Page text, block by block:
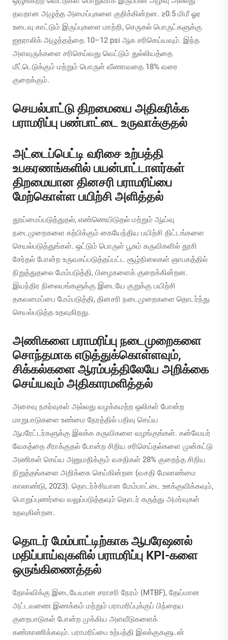
தவறான அழுத்த அமைப்புகளை குறிக்கின்றன. ≥0.5 மிமீ ஓர
உடைவு காட்டும் இருப்புகளை மாற்றி, செருகல் பொருட்களுக்கு
ஐதராலிக் அழுத்தத்தை 10–12 psi ஆக சரிசெய்யவும். இந்த
அளவுருக்களை சரிசெய்வது வெட்டும் துல்லியத்தை
மீட்டெடுக்கும் மற்றும் பொருள் வீணாவதை 18% வரை
குறைக்கும்.
செயல்பாட்டு திறமையை அதிகரிக்க
பராமரிப்பு பண்பாட்டை உருவாக்குதல்
அட்டைப்பெட்டி வரிசை உற்பத்தி
உபகரணங்களில் பயன்பாட்டாளர்கள்
திறமையான தினசரி பராமரிப்பை
மேற்கொள்ள பயிற்சி அளித்தல்
தூய்மைப்படுத்துதல், எண்ணெயிடுதல் மற்றும் ஆய்வு
நடைமுறைகளை கற்பிக்கும் கையேந்திய பயிற்சி திட்டங்களை
செயல்படுத்துங்கள். ஒட்டும் பொருள் பூசும் கருவிகளில் தூசி
சேர்தல் போன்ற உருவகப்படுத்தப்பட்ட சூழ்நிலைகள் ஞாபகத்தில்
நிறுத்துதலை மேம்படுத்தி, பிழைகளைக் குறைக்கின்றன.
இயந்திர நிலையங்களுக்கு இடையே குறுக்கு பயிற்சி
தகவமைப்பை மேம்படுத்தி, தினசரி நடைமுறைகளை தொடர்ந்து
செயல்படுத்த உதவுகிறது.
அணிகளை பராமரிப்பு நடைமுறைகளை
சொந்தமாக எடுத்துக்கொள்ளவும்,
சிக்கல்களை ஆரம்பத்திலேயே அறிக்கை
செய்யவும் அதிகாரமளித்தல்
அசைவு நகர்வுகள் அல்லது வழக்கமற்ற ஒலிகள் போன்ற
மாறுபாடுகளை உண்மை நேரத்தில் பதிவு செய்ய
ஆபரேட்டர்களுக்கு இலக்க கருவிகளை வழங்குங்கள். கன்வேயர்
வேகத்தை சீராக்குதல் போன்ற சிறிய சரிசெய்தல்களை முன்கட்டு
அணிகள் செய்ய அனுமதிக்கும் வசதிகள் 28% குறைந்த சிறிய
நிறுத்தங்களை அறிக்கை செய்கின்றன (வசதி மேலாண்மை
காலாண்டு, 2023). தொடர்ச்சியான மேம்பாட்டை ஊக்குவிக்கவும்,
பொறுப்புணர்வை வலுப்படுத்தவும் தொடர் கருத்து அமர்வுகள்
உதவுகின்றன.
தொடர் மேம்பாட்டிற்காக ஆபரேஷனல்
மதிப்பாய்வுகளில் பராமரிப்பு KPI-களை
ஒருங்கிணைத்தல்
தோல்விக்கு இடையேயான சராசரி நேரம் (MTBF), தேய்மான
அட்டவணை இணக்கம் மற்றும் பராமரிப்புக்குப் பிந்தைய
குறைபாடுகள் போன்ற முக்கிய அளவீடுகளைக்
கண்காணிக்கவும். பராமரிப்பை உற்பத்தி இலக்குகளுடன்